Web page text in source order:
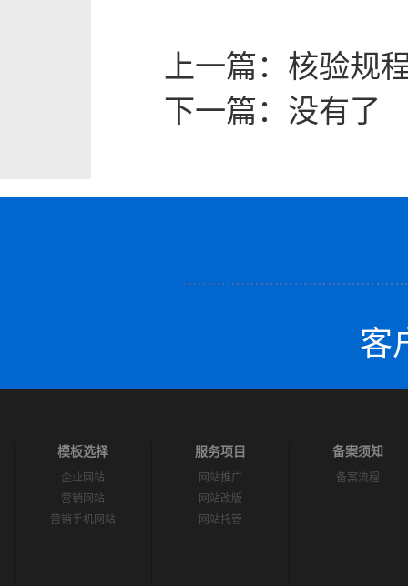
上一篇： 核验规
下一篇： 没有了
客
模板选择
企业网站
营销网站
营销手机网站
服务项目
网站推广
网站改版
网站托管
备案须知
备案流程